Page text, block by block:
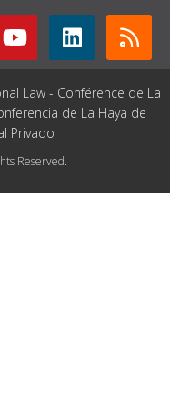
Law - Conférence de La
de La Haya de
Privado
Reserved.